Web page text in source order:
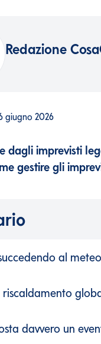
Redazione
giugno 2026
dagli imprevisti
gestire gli
al
al
riscaldamento
davvero un
davvero un